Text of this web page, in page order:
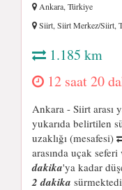
Ankara, Türkiye
Siirt, Siirt Merkez/Siirt,
1.185 km
12 saat 20
Ankara - Siirt arası
yukarıda belirtilen
uzaklığı (mesafesi)
arasında uçak
dakika'ya kadar
2 dakika